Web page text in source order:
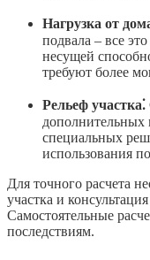
Нагрузка от
подвала – все
несущей
требуют более
Рельеф участка⁚
дополнительных
специальных
использования
Для точного расчета
участка и
Самостоятельные
последствиям.